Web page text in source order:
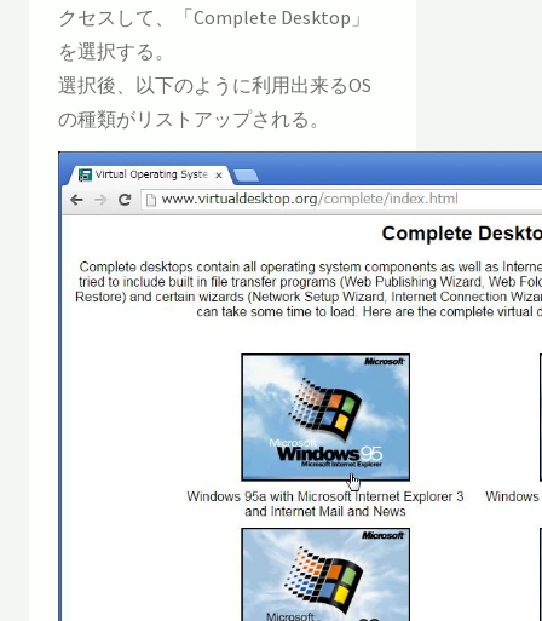
クセスして、「Complete Desktop」
を選択する。
選択後、以下のように利用出来るOS
の種類がリストアップされる。